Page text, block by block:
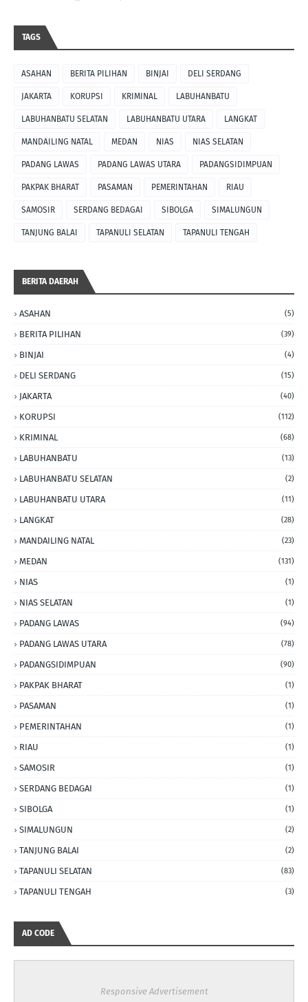
TAGS
ASAHAN BERITA PILIHAN BINJAI DELI SERDANG
JAKARTA KORUPSI KRIMINAL LABUHANBATU
LABUHANBATU SELATAN LABUHANBATU UTARA LANGKAT
MANDAILING NATAL MEDAN NIAS NIAS SELATAN
PADANG LAWAS PADANG LAWAS UTARA PADANGSIDIMPUAN
PAKPAK BHARAT PASAMAN PEMERINTAHAN RIAU
SAMOSIR SERDANG BEDAGAI SIBOLGA SIMALUNGUN
TANJUNG BALAI TAPANULI SELATAN TAPANULI TENGAH
BERITA DAERAH
ASAHAN (5)
BERITA PILIHAN (39)
BINJAI (4)
DELI SERDANG (15)
JAKARTA (40)
KORUPSI (112)
KRIMINAL (68)
LABUHANBATU (13)
LABUHANBATU SELATAN (2)
LABUHANBATU UTARA (11)
LANGKAT (28)
MANDAILING NATAL (23)
MEDAN (131)
NIAS (1)
NIAS SELATAN (1)
PADANG LAWAS (94)
PADANG LAWAS UTARA (78)
PADANGSIDIMPUAN (90)
PAKPAK BHARAT (1)
PASAMAN (1)
PEMERINTAHAN (1)
RIAU (1)
SAMOSIR (1)
SERDANG BEDAGAI (1)
SIBOLGA (1)
SIMALUNGUN (2)
TANJUNG BALAI (2)
TAPANULI SELATAN (83)
TAPANULI TENGAH (3)
AD CODE
Responsive Advertisement